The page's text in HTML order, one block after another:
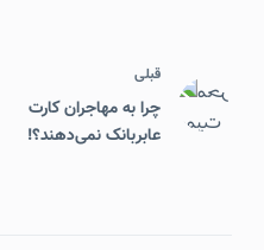
قبلی
چرا به مهاجران کارت
عابربانک نمی‌دهند؟!